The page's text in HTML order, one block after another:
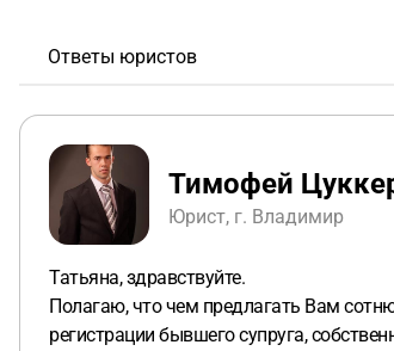
Ответы юристов
Тимофей
Юрист, г. Владимир
Татьяна, здравствуйте.
Полагаю, что чем предлагать Вам
регистрации бывшего супруга,